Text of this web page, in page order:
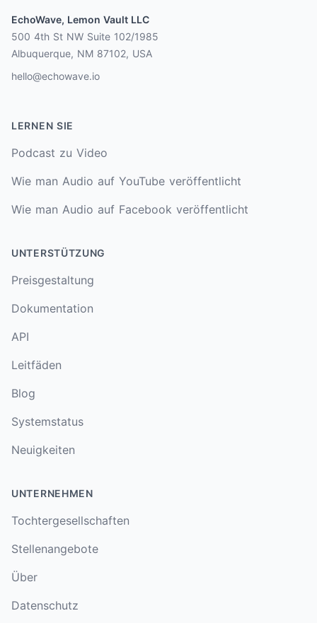
EchoWave, Lemon Vault LLC
500 4th St NW Suite 102/1985
Albuquerque, NM 87102, USA
hello@echowave.io
LERNEN SIE
Podcast zu Video
Wie man Audio auf YouTube veröffentlicht
Wie man Audio auf Facebook veröffentlicht
UNTERSTÜTZUNG
Preisgestaltung
Dokumentation
API
Leitfäden
Blog
Systemstatus
Neuigkeiten
UNTERNEHMEN
Tochtergesellschaften
Stellenangebote
Über
Datenschutz